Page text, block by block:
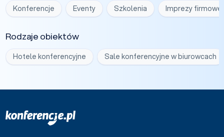
Konferencje Eventy Szkolenia Imprezy firmowe
Rodzaje obiektów
Hotele konferencyjne Sale konferencyjne w biurowcach